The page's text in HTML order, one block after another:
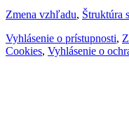
Zmena vzhľadu, Štruktúra
Vyhlásenie o prístupnosti,
Cookies, Vyhlásenie o